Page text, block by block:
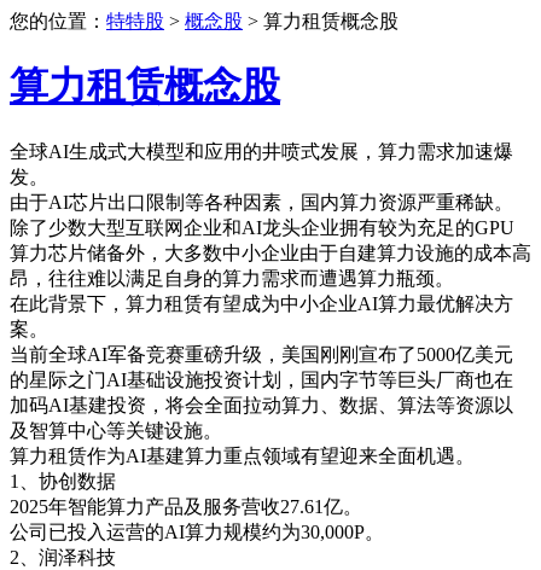
您的位置： 特特股 > 概念股 > 算力租赁概念股
算力租赁概念股
全球AI生成式大模型和应用的井喷式发展，算力需求加速爆
发。
由于AI芯片出口限制等各种因素，国内算力资源严重稀缺。
除了少数大型互联网企业和AI龙头企业拥有较为充足的GPU
算力芯片储备外，大多数中小企业由于自建算力设施的成本高
昂，往往难以满足自身的算力需求而遭遇算力瓶颈。
在此背景下，算力租赁有望成为中小企业AI算力最优解决方
案。
当前全球AI军备竞赛重磅升级，美国刚刚宣布了5000亿美元
的星际之门AI基础设施投资计划，国内字节等巨头厂商也在
加码AI基建投资，将会全面拉动算力、数据、算法等资源以
及智算中心等关键设施。
算力租赁作为AI基建算力重点领域有望迎来全面机遇。
1、协创数据
2025年智能算力产品及服务营收27.61亿。
公司已投入运营的AI算力规模约为30,000P。
2、润泽科技